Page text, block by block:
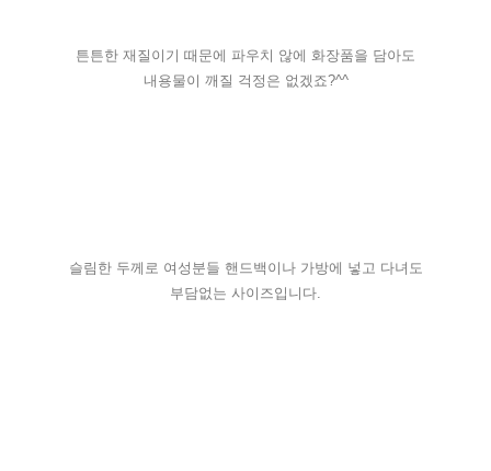
튼튼한 재질이기 때문에 파우치 않에 화장품을 담아도
내용물이 깨질 걱정은 없겠죠?^^
슬림한 두께로 여성분들 핸드백이나 가방에 넣고 다녀도
부담없는 사이즈입니다.